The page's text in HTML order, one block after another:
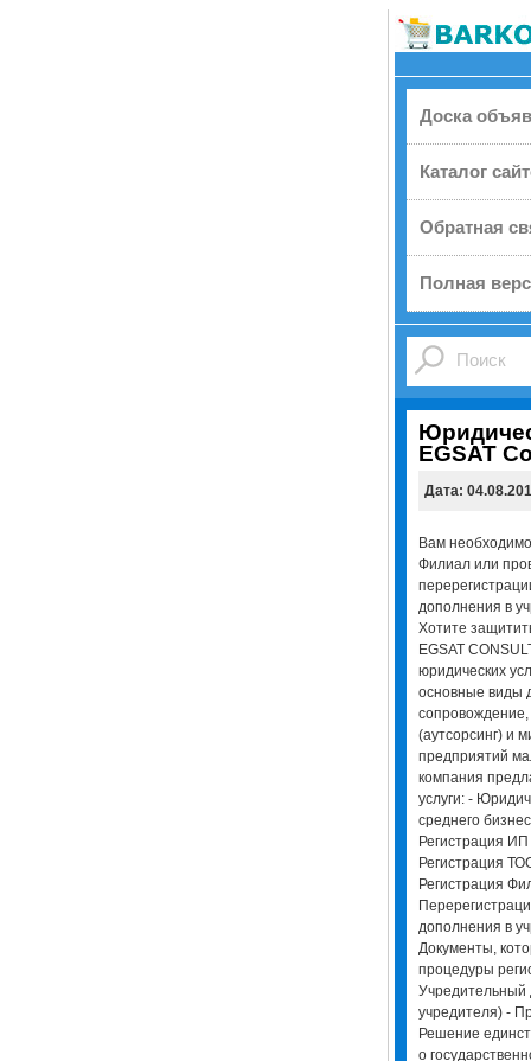
Доска
Каталог
Обратная
Полная
EGSAT
Дата:
Вам
Филиал или
дополнения в
Хотите
EGSAT
юридических
основные виды
сопровождение,
(аутсорсинг) и
предприятий
компания
услуги: -
среднего
Регистрация
Регистрация
Регистрация
дополнения в
Документы,
процедуры
Учредительный
учредителя) -
Решение
о